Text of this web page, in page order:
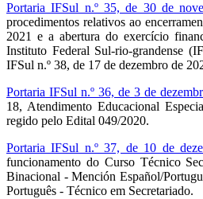
Portaria IFSul n.º 35, de 30 de
procedimentos relativos ao
2021 e a abertura do exercício
Instituto Federal Sul-rio-grandense
IFSul n.º 38, de 17 de dezembro de
Portaria IFSul n.º 36, de 3 de
18, Atendimento Educacional
regido pelo Edital 049/2020.
Portaria IFSul n.º 37, de 10 de
funcionamento do Curso Técnico
Binacional - Mención Español/
Português - Técnico em Secretariado.